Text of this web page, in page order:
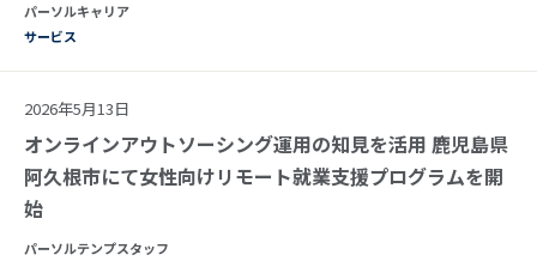
パーソルキャリア
サービス
2026年5月13日
オンラインアウトソーシング運用の知見を活用 鹿児島県
阿久根市にて女性向けリモート就業支援プログラムを開
始
パーソルテンプスタッフ